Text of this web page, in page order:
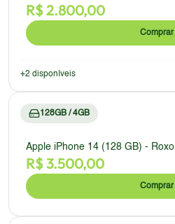
R$2.800,00
Comprar
+2 disponíveis
128GB / 4GB
Apple iPhone 14 (128 GB) - Roxo
R$3.500,00
Comprar